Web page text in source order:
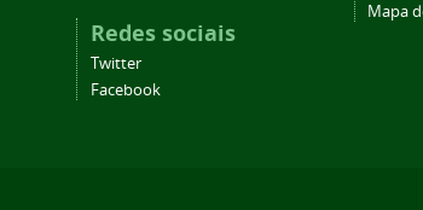
Redes sociais
Twitter
Facebook
Mapa